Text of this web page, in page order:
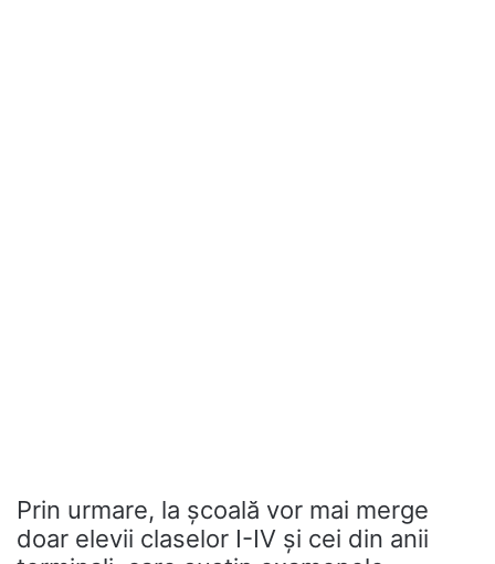
Prin urmare, la școală vor mai merge
doar elevii claselor I-IV și cei din anii